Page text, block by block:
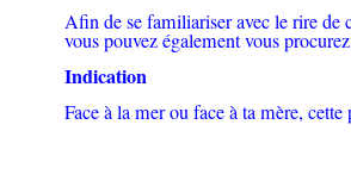
Afin de se familiariser avec le rire de
vous pouvez également vous
Indication
Face à la mer ou face à ta mère,